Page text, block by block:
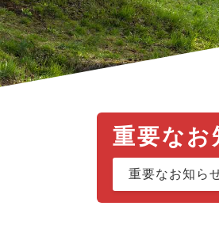
重要なお
重要なお知ら